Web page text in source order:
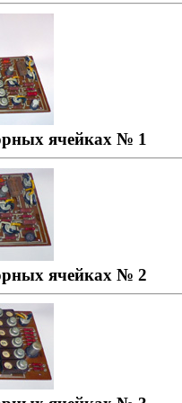
ячейках № 1
ячейках № 2